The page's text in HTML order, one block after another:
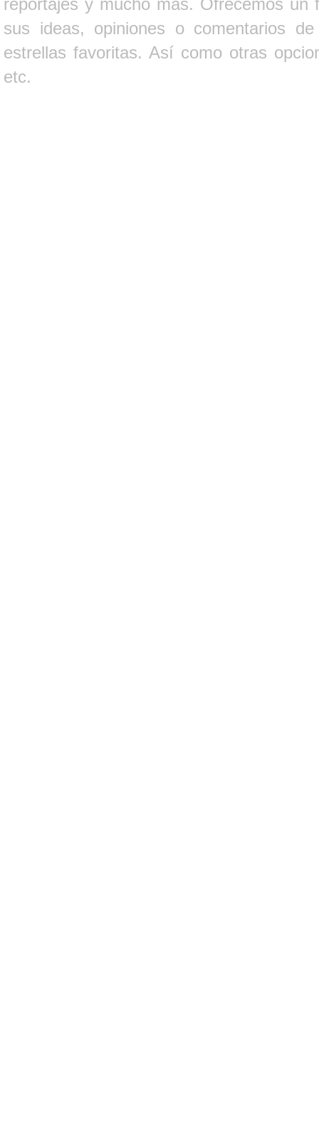
sus ideas, opiniones o comentarios
estrellas favoritas. Así como otras
etc.